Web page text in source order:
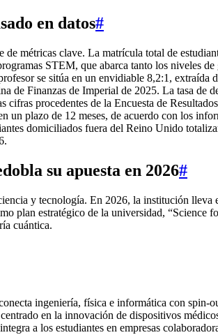
en datos#
métricas clave. La matrícula total de
STEM, que abarca tanto los niveles
se sitúa en un envidiable 8,2:1,
de Finanzas de Imperial de 2025. La tasa
cifras procedentes de la Encuesta de
plazo de 12 meses, de acuerdo con los
domiciliados fuera del Reino Unido
su apuesta en 2026#
y tecnología. En 2026, la institución
plan estratégico de la universidad,
cuántica.
ingeniería, física e informática con
en la innovación de dispositivos
a los estudiantes en empresas